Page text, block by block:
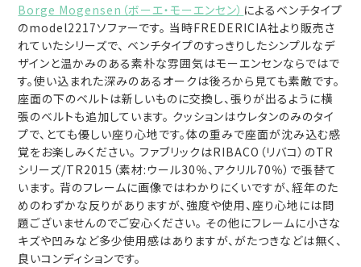
Borge Mogensen（ボーエ・モーエンセン） によるベンチタイプ
のmodel2217ソファーです。 当時FREDERICIA社より販売さ
れていたシリーズで、 ベンチタイプのすっきりしたシンプルなデ
ザインと温かみのある素朴な雰囲気はモーエンセンならではで
す。使い込まれた深みのあるオークは後ろから見ても素敵です。
座面の下のベルトは新しいものに交換し、張りが出るように横
張のベルトも追加しています。 クッションはウレタンのみのタイ
プで、とても優しい座り心地です。体の重みで座面が沈み込む感
覚をお楽しみください。 ファブリックはRIBACO（リバコ）のTR
シリーズ/TR2015（素材:ウール30％、アクリル70％）で張替て
います。 背のフレームに画像ではわかりにくいですが、経年のた
めのわずかな反りがありますが、強度や使用、座り心地には問
題ございませんのでご安心ください。 その他にフレームに小さな
キズや凹みなど多少使用感はありますが、がたつきなどは無く、
良いコンディションです。